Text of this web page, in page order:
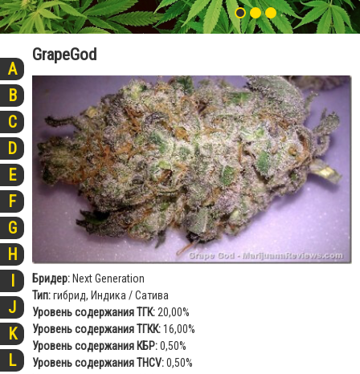
A
B
C
D
E
F
G
H
I
J
K
L
GrapeGod
Бридер: Next Generation
Тип:гибрид, Индика / Сатива
Уровень содержания ТГК: 20,00%
Уровень содержания ТГКК:16,00%
Уровень содержания КБР:0,50%
Уровень содержания THCV:0,50%